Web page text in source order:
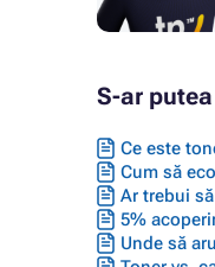
S-ar
Ce este
Cum să
Ar trebui
5%
Unde să